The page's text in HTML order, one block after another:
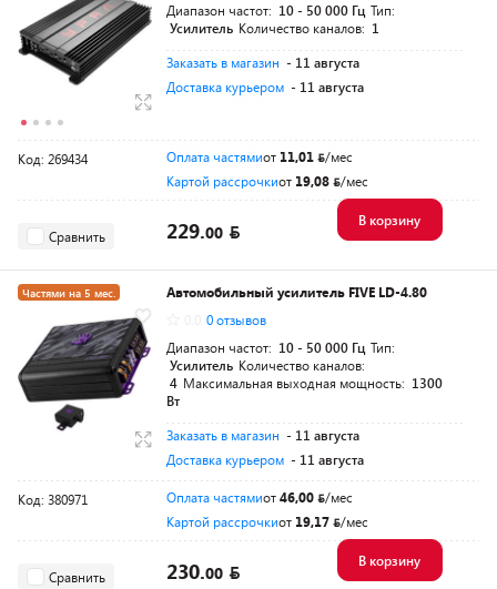
Диапазон частот: 10 - 50 000 Гц Тип:
Усилитель Количество каналов: 1
Заказать в магазин - 11 августа
Доставка курьером - 11 августа
Код: 269434 Оплата частямиот 11,01
/мес
Картой рассрочкиот 19,08 /мес
Сравнить 229.00
В корзину
Частями на 5 мес.
Автомобильный усилитель FIVE LD-4.80
0 отзывов
Диапазон частот: 10 - 50 000 Гц Тип:
Усилитель Количество каналов:
4 Максимальная выходная мощность: 1300
Вт
Заказать в магазин - 11 августа
Доставка курьером - 11 августа
Код: 380971 Оплата частямиот46,00
/мес
Картой рассрочкиот 19,17 /мес
Сравнить 230.00
В корзину